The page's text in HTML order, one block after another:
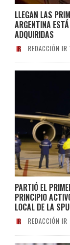
LLEGAN LAS
ARGENTINA
ADQUIRIDAS
REDACCIÓN IR
PARTIÓ EL
PRINCIPIO
LOCAL DE LA
REDACCIÓN IR